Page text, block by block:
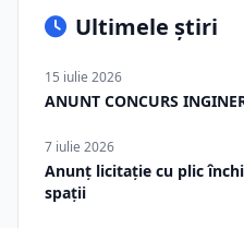
Ultimele știri
15 iulie 2026
ANUNT CONCURS
7 iulie 2026
Anunț licitație cu plic
spații